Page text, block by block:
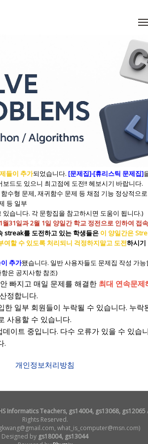
들이 추가되었습니다. [문제집]-[휴리스틱 문제집]
드도 있으니 최고점에 도전!! 헤보시기 바랍니다.
수형 문제, 재귀함수 문제 등 채점 기능 정상적으
등 일부
습니다. 각 문항집을 참고하시면 도움이 됩니다.)
1월31일과 2월 1일 양일간 학교 정전으로 인하여 접
streak를 도전하고 있는 학생들은 이 양일간은
할 수 있도록 처리되니 걱정하지말고 도전하시기
추가됐습니다. 일반 사용자들도 문제집 작성 가능
은 공지사항 참조)
빠지고 매일 문제를 해결한 최대 연속문제
정합니다.
한 일부 회원들이 누락될 수 있습니다. 누락
사용할 수 있습니다.
이트 중입니다. 다수 오류가 있을 수 있습
.
개인정보처리방침
Informatics Teachers, gs14004, gs13068, gs12065
Rights Reserved.
what_is_computer@msn.com)
Designed by gs18004, gs13044